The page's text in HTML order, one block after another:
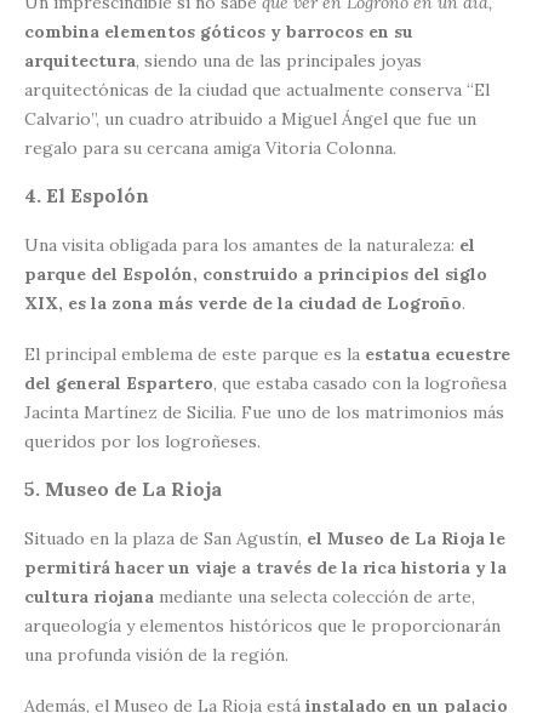
combina elementos góticos y barrocos en su
arquitectura, siendo una de las principales joyas
arquitectónicas de la ciudad que actualmente conserva “El
Calvario”, un cuadro atribuido a Miguel Ángel que fue un
regalo para su cercana amiga Vitoria Colonna.
4. El Espolón
Una visita obligada para los amantes de la naturaleza: el
parque del Espolón, construido a principios del siglo
XIX, es la zona más verde de la ciudad de Logroño.
El principal emblema de este parque es la estatua ecuestre
del general Espartero, que estaba casado con la logroñesa
Jacinta Martínez de Sicilia. Fue uno de los matrimonios más
queridos por los logroñeses.
5. Museo de La Rioja
Situado en la plaza de San Agustín, el Museo de La Rioja le
permitirá hacer un viaje a través de la rica historia y la
cultura riojana mediante una selecta colección de arte,
arqueología y elementos históricos que le proporcionarán
una profunda visión de la región.
Además, el Museo de La Rioja está instalado en un palacio